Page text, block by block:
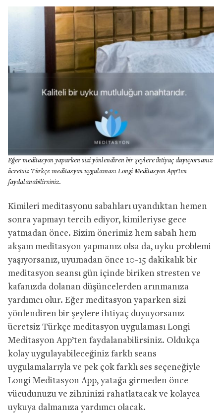
Eğer meditasyon yaparken sizi yönlendiren bir şeylere ihtiyaç duyuyorsanız
ücretsiz Türkçe meditasyon uygulaması Longi Meditasyon App’ten
faydalanabilirsiniz.
Kimileri meditasyonu sabahları uyandıktan hemen
sonra yapmayı tercih ediyor, kimileriyse gece
yatmadan önce. Bizim önerimiz hem sabah hem
akşam meditasyon yapmanız olsa da, uyku problemi
yaşıyorsanız, uyumadan önce 10-15 dakikalık bir
meditasyon seansı gün içinde biriken stresten ve
kafanızda dolanan düşüncelerden arınmanıza
yardımcı olur. Eğer meditasyon yaparken sizi
yönlendiren bir şeylere ihtiyaç duyuyorsanız
ücretsiz Türkçe meditasyon uygulaması Longi
Meditasyon App’ten faydalanabilirsiniz. Oldukça
kolay uygulayabileceğiniz farklı seans
uygulamalarıyla ve pek çok farklı ses seçeneğiyle
Longi Meditasyon App, yatağa girmeden önce
vücudunuzu ve zihninizi rahatlatacak ve kolayca
uykuya dalmanıza yardımcı olacak.